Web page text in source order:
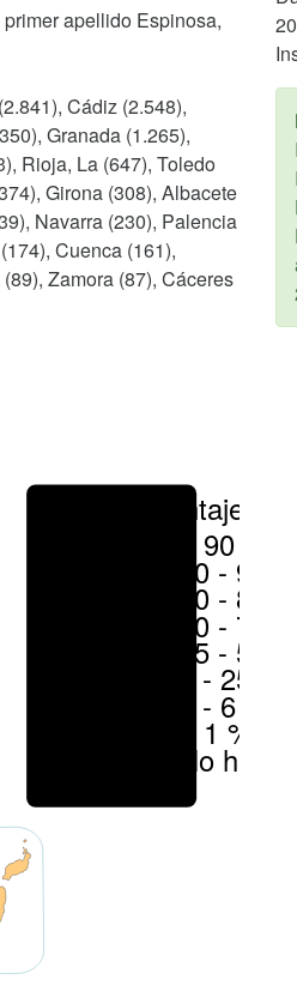
apellido Espinosa,
Cádiz (2.548),
Granada (1.265),
Rioja, La (647), Toledo
Girona (308), Albacete
Navarra (230), Palencia
Cuenca (161),
Zamora (87), Cáceres
Porcentajes
> 90 %
80 - 90 %
70 - 80 %
50 - 70 %
25 - 50 %
6 - 25 %
1 - 6 %
< 1 %
No hay